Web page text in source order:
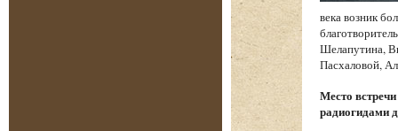
века возник
Шелапутина,
Пасхаловой,
Место
радиогидами